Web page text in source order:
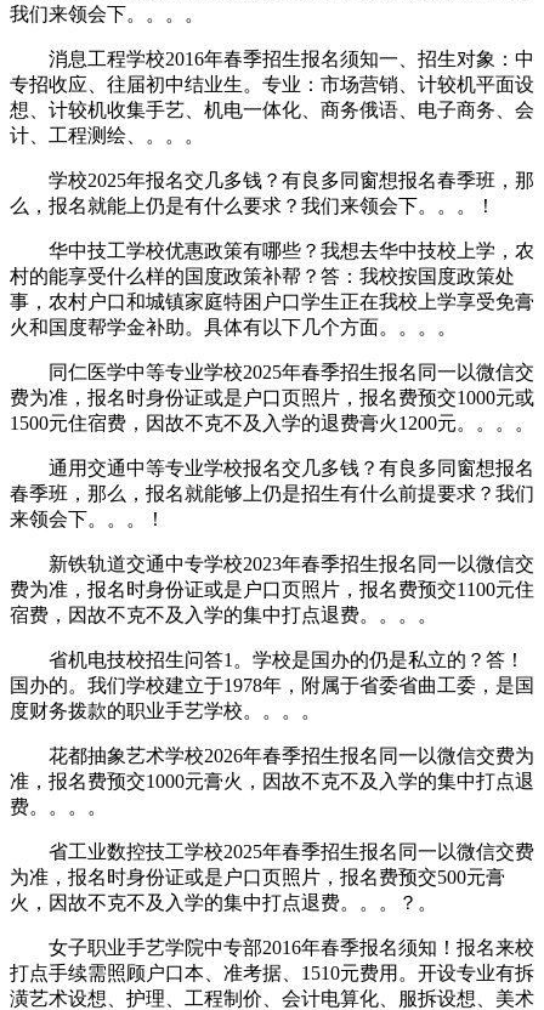
我们来领会下。。。。
消息工程学校2016年春季招生报名须知一、招生对象：中
专招收应、往届初中结业生。专业：市场营销、计较机平面设
想、计较机收集手艺、机电一体化、商务俄语、电子商务、会
计、工程测绘、。。。
学校2025年报名交几多钱？有良多同窗想报名春季班，那
么，报名就能上仍是有什么要求？我们来领会下。。。！
华中技工学校优惠政策有哪些？我想去华中技校上学，农
村的能享受什么样的国度政策补帮？答：我校按国度政策处
事，农村户口和城镇家庭特困户口学生正在我校上学享受免膏
火和国度帮学金补助。具体有以下几个方面。。。。
同仁医学中等专业学校2025年春季招生报名同一以微信交
费为准，报名时身份证或是户口页照片，报名费预交1000元或
1500元住宿费，因故不克不及入学的退费膏火1200元。。。。
通用交通中等专业学校报名交几多钱？有良多同窗想报名
春季班，那么，报名就能够上仍是招生有什么前提要求？我们
来领会下。。。！
新铁轨道交通中专学校2023年春季招生报名同一以微信交
费为准，报名时身份证或是户口页照片，报名费预交1100元住
宿费，因故不克不及入学的集中打点退费。。。。
省机电技校招生问答1。学校是国办的仍是私立的？答！
国办的。我们学校建立于1978年，附属于省委省曲工委，是国
度财务拨款的职业手艺学校。。。。
花都抽象艺术学校2026年春季招生报名同一以微信交费为
准，报名费预交1000元膏火，因故不克不及入学的集中打点退
费。。。。
省工业数控技工学校2025年春季招生报名同一以微信交费
为准，报名时身份证或是户口页照片，报名费预交500元膏
火，因故不克不及入学的集中打点退费。。。？。
女子职业手艺学院中专部2016年春季报名须知！报名来校
打点手续需照顾户口本、准考据、1510元费用。开设专业有拆
潢艺术设想、护理、工程制价、会计电算化、服拆设想、美术